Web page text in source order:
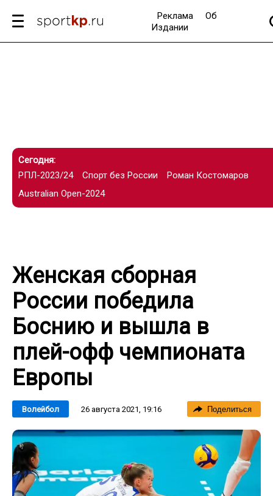
Реклама
Об
Издании
Сегодня:
РПЛ-2023/24
Спорт без России
Роман Костомаров
Australian Open-2024
Женская сборная
России победила
Боснию и вышла в
плей-офф чемпионата
Европы
Волейбол 26 августа 2021, 19:16 Поделиться